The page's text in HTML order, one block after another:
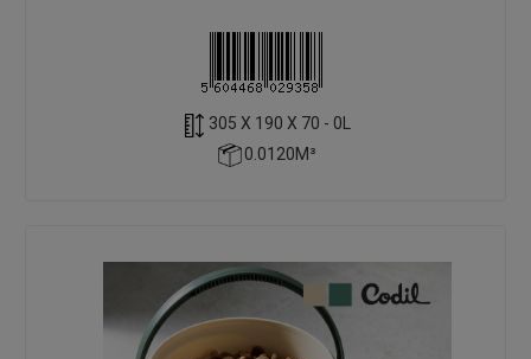
305 X 190 X 70 - 0L
0.0120M³